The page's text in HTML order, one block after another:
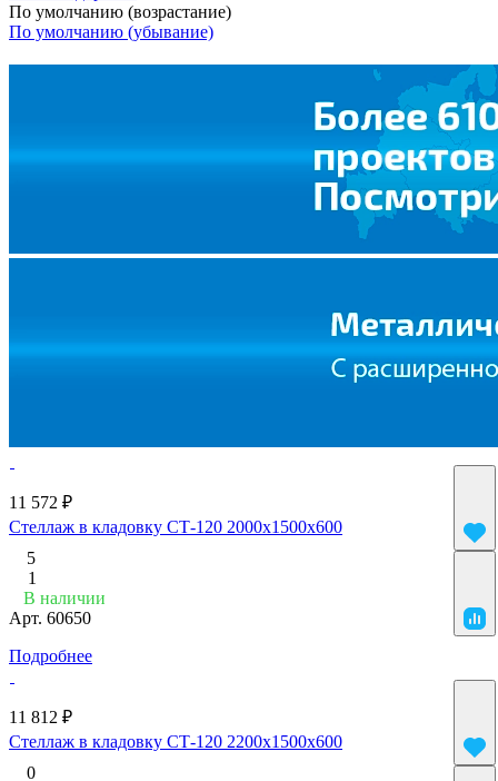
По умолчанию (возрастание)
По умолчанию (убывание)
11 572 ₽
Стеллаж в кладовку СТ-120 2000x1500x600
5
1
В наличии
Арт. 60650
Подробнее
11 812 ₽
Стеллаж в кладовку СТ-120 2200x1500x600
0